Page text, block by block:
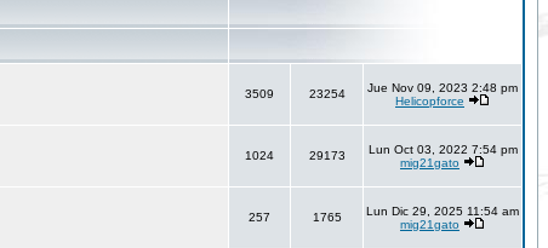
3509 23254
Jue Nov 09, 2023 2:48 pm
Helicopforce
1024 29173
Lun Oct 03, 2022 7:54 pm
mig21gato
257 1765
Lun Dic 29, 2025 11:54 am
mig21gato